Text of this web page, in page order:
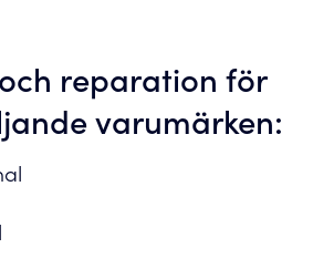
reparation för
varumärken: